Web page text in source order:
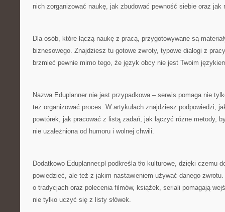
nich zorganizować naukę, jak zbudować pewność siebie oraz jak
Dla osób, które łączą naukę z pracą, przygotowywane są
biznesowego. Znajdziesz tu gotowe zwroty, typowe dialogi z
brzmieć pewnie mimo tego, że język obcy nie jest Twoim
Nazwa Eduplanner nie jest przypadkowa – serwis pomaga nie
też organizować proces. W artykułach znajdziesz podpowiedzi,
powtórek, jak pracować z listą zadań, jak łączyć różne metody,
nie uzależniona od humoru i wolnej chwili.
Dodatkowo Eduplanner.pl podkreśla tło kulturowe, dzięki czemu
powiedzieć, ale też z jakim nastawieniem używać danego
o tradycjach oraz polecenia filmów, książek, seriali pomagają
nie tylko uczyć się z listy słówek.